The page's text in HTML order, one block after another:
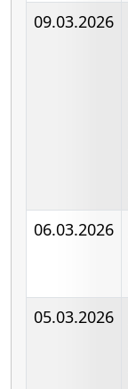
09.03.2026
06.03.2026
05.03.2026